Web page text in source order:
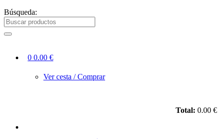
Búsqueda:
0 0.00 €
Ver cesta / Comprar
Total: 0.00 €